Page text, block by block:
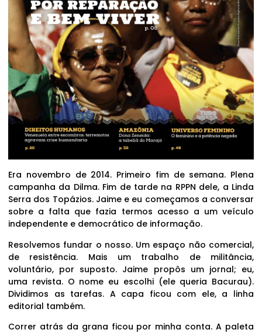
Era novembro de 2014. Primeiro fim de semana. Plena
campanha da Dilma. Fim de tarde na RPPN dele, a Linda
Serra dos Topázios. Jaime e eu começamos a conversar
sobre a falta que fazia termos acesso a um veículo
independente e democrático de informação.
Resolvemos fundar o nosso. Um espaço não comercial,
de resistência. Mais um trabalho de militância,
voluntário, por suposto. Jaime propôs um jornal; eu,
uma revista. O nome eu escolhi (ele queria Bacurau).
Dividimos as tarefas. A capa ficou com ele, a linha
editorial também.
Correr atrás da grana ficou por minha conta. A paleta